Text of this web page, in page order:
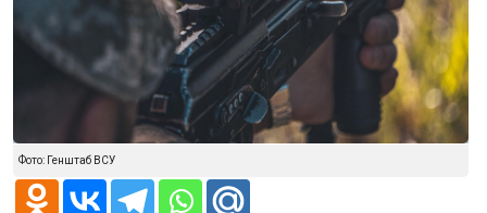
Фото: Генштаб ВСУ